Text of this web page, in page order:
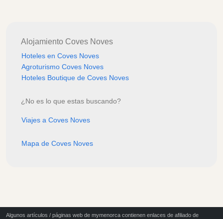
Alojamiento Coves Noves
Hoteles en Coves Noves
Agroturismo Coves Noves
Hoteles Boutique de Coves Noves
¿No es lo que estas buscando?
Viajes a Coves Noves
Mapa de Coves Noves
Algunos artículos / páginas web de mymenorca contienen enlaces de afiliado de